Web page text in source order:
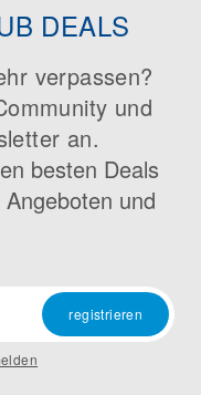
DEALS
verpassen?
und
an.
besten Deals
und
registrieren